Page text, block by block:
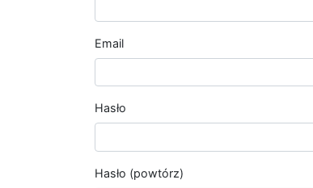
Email
Hasło
Hasło (powtórz)